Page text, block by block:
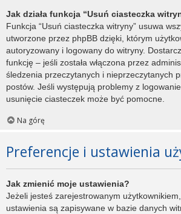
Jak działa funkcja “Usuń ciasteczka
Funkcja “Usuń ciasteczka witryny” usuwa
utworzone przez phpBB dzięki, którym
autoryzowany i logowany do witryny.
funkcję – jeśli została włączona przez
śledzenia przeczytanych i nieprzeczytanych
postów. Jeśli występują problemy z
usunięcie ciasteczek może być pomocne.
Na górę
Preferencje i ustawienia
Jak zmienić moje ustawienia?
Jeżeli jesteś zarejestrowanym
ustawienia są zapisywane w bazie danych